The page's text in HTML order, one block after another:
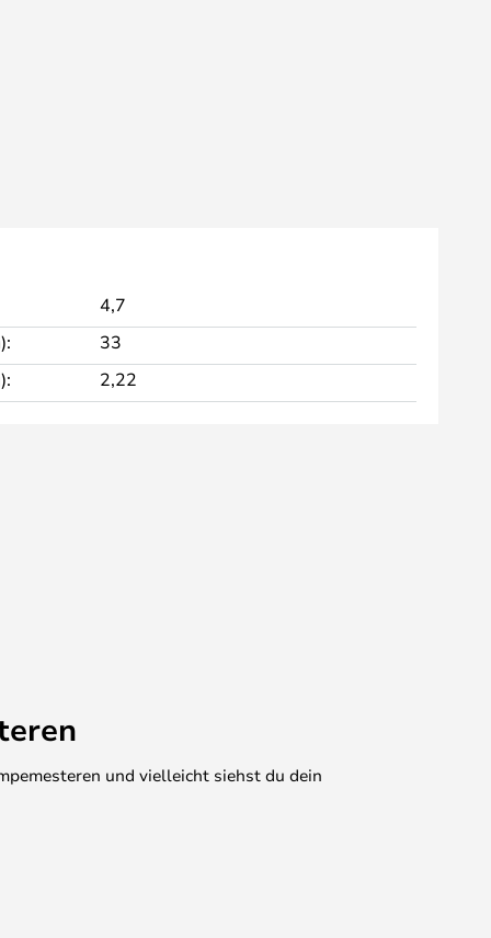
4,7
33
2,22
und vielleicht siehst du dein